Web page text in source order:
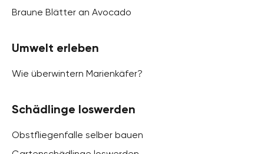
Braune Blätter an Avocado
Umwelt erleben
Wie überwintern Marienkäfer?
Schädlinge loswerden
Obstfliegenfalle selber bauen